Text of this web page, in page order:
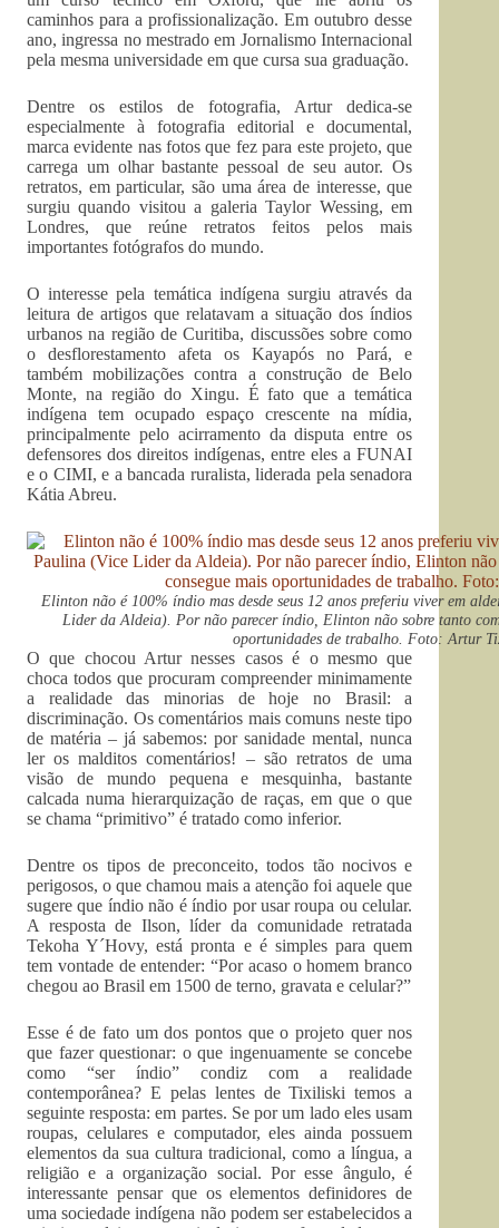
caminhos para a profissionalização. Em outubro desse
ano, ingressa no mestrado em Jornalismo Internacional
pela mesma universidade em que cursa sua graduação.
Dentre os estilos de fotografia, Artur dedica-se
especialmente à fotografia editorial e documental,
marca evidente nas fotos que fez para este projeto, que
carrega um olhar bastante pessoal de seu autor. Os
retratos, em particular, são uma área de interesse, que
surgiu quando visitou a galeria Taylor Wessing, em
Londres, que reúne retratos feitos pelos mais
importantes fotógrafos do mundo.
O interesse pela temática indígena surgiu através da
leitura de artigos que relatavam a situação dos índios
urbanos na região de Curitiba, discussões sobre como
o desflorestamento afeta os Kayapós no Pará, e
também mobilizações contra a construção de Belo
Monte, na região do Xingu. É fato que a temática
indígena tem ocupado espaço crescente na mídia,
principalmente pelo acirramento da disputa entre os
defensores dos direitos indígenas, entre eles a FUNAI
e o CIMI, e a bancada ruralista, liderada pela senadora
Kátia Abreu.
Elinton não é 100% índio mas desde seus 12 anos preferiu viver em
Lider da Aldeia). Por não parecer índio, Elinton não sobre tanto
oportunidades de trabalho. Foto: Artur
O que chocou Artur nesses casos é o mesmo que
choca todos que procuram compreender minimamente
a realidade das minorias de hoje no Brasil: a
discriminação. Os comentários mais comuns neste tipo
de matéria – já sabemos: por sanidade mental, nunca
ler os malditos comentários! – são retratos de uma
visão de mundo pequena e mesquinha, bastante
calcada numa hierarquização de raças, em que o que
se chama “primitivo” é tratado como inferior.
Dentre os tipos de preconceito, todos tão nocivos e
perigosos, o que chamou mais a atenção foi aquele que
sugere que índio não é índio por usar roupa ou celular.
A resposta de Ilson, líder da comunidade retratada
Tekoha Y´Hovy, está pronta e é simples para quem
tem vontade de entender: “Por acaso o homem branco
chegou ao Brasil em 1500 de terno, gravata e celular?”
Esse é de fato um dos pontos que o projeto quer nos
que fazer questionar: o que ingenuamente se concebe
como “ser índio” condiz com a realidade
contemporânea? E pelas lentes de Tixiliski temos a
seguinte resposta: em partes. Se por um lado eles usam
roupas, celulares e computador, eles ainda possuem
elementos da sua cultura tradicional, como a língua, a
religião e a organização social. Por esse ângulo, é
interessante pensar que os elementos definidores de
uma sociedade indígena não podem ser estabelecidos a